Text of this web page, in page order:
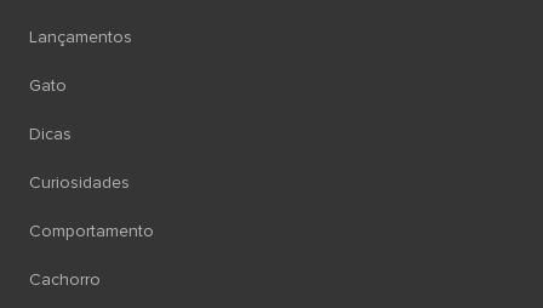
Lançamentos
Gato
Dicas
Curiosidades
Comportamento
Cachorro